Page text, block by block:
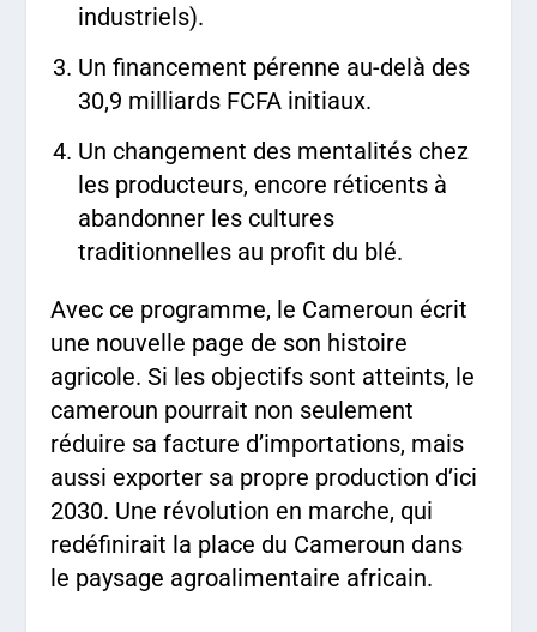
industriels).
Un financement pérenne au-delà des
30,9 milliards FCFA initiaux.
Un changement des mentalités chez
les producteurs, encore réticents à
abandonner les cultures
traditionnelles au profit du blé.
Avec ce programme, le Cameroun écrit
une nouvelle page de son histoire
agricole. Si les objectifs sont atteints, le
cameroun pourrait non seulement
réduire sa facture d’importations, mais
aussi exporter sa propre production d’ici
2030. Une révolution en marche, qui
redéfinirait la place du Cameroun dans
le paysage agroalimentaire africain.